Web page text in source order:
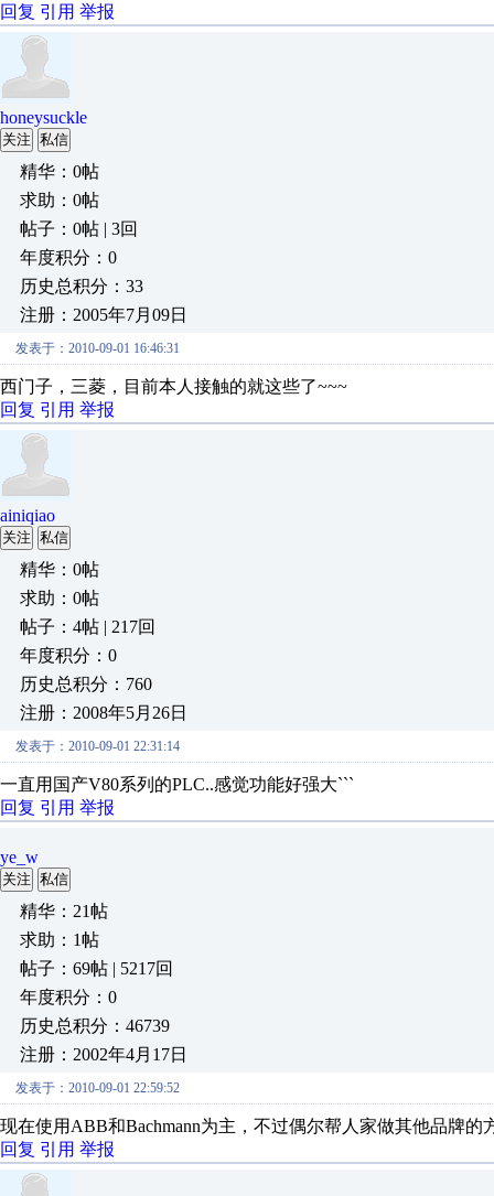
回复 引用 举报
honeysuckle
关注 私信
精华：0帖
求助：0帖
帖子：0帖 | 3回
年度积分：0
历史总积分：33
注册：2005年7月09日
发表于：2010-09-01 16:46:31
西门子，三菱，目前本人接触的就这些了~~~
回复 引用 举报
ainiqiao
关注 私信
精华：0帖
求助：0帖
帖子：4帖 | 217回
年度积分：0
历史总积分：760
注册：2008年5月26日
发表于：2010-09-01 22:31:14
一直用国产V80系列的PLC..感觉功能好强大```
回复 引用 举报
ye_w
关注 私信
精华：21帖
求助：1帖
帖子：69帖 | 5217回
年度积分：0
历史总积分：46739
注册：2002年4月17日
发表于：2010-09-01 22:59:52
现在使用ABB和Bachmann为主，不过偶尔帮人家做其他品牌的
回复 引用 举报